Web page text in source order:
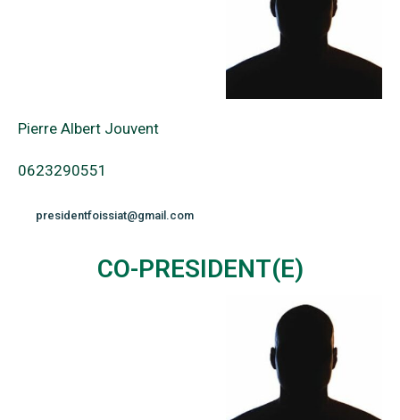
Pierre Albert Jouvent
0623290551
presidentfoissiat@gmail.com
CO-PRESIDENT(E)